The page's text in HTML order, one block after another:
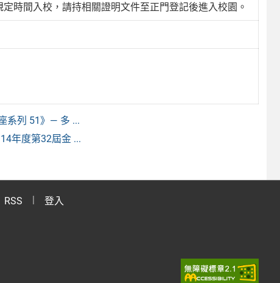
時間入校，請持相關證明文件至正門登記後進入校園。
系列 51》— 多 ...
年度第32屆金 ...
RSS 登入